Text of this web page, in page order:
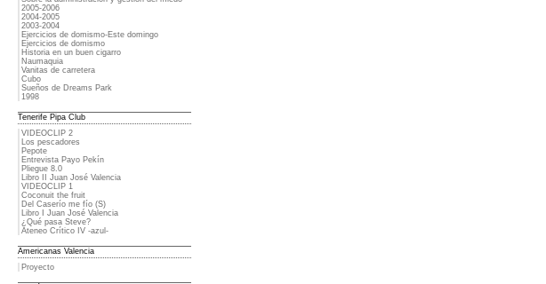
2005-2006
2004-2005
2003-2004
Ejercicios de domismo-Este domingo
Ejercicios de domismo
Historia en un buen cigarro
Naumaquia
Vanitas de carretera
Cubo
Sueños de Dreams Park
1998
Tenerife Pipa Club
VIDEOCLIP 2
Los pescadores
Pepote
Entrevista Payo Pekín
Pliegue 8.0
Libro II Juan José Valencia
VIDEOCLIP 1
Coconuit the fruit
Del Caserío me fío (S)
Libro I Juan José Valencia
¿Qué pasa Steve?
Ateneo Crítico IV -azul-
Americanas Valencia
Proyecto